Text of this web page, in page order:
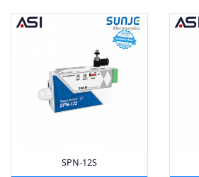
SPN-12S